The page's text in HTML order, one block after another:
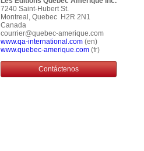
7240 Saint-Hubert St.
Montreal, Quebec H2R 2N1
Canada
courrier@quebec-amerique.com
www.qa-international.com (en)
www.quebec-amerique.com (fr)
Contáctenos